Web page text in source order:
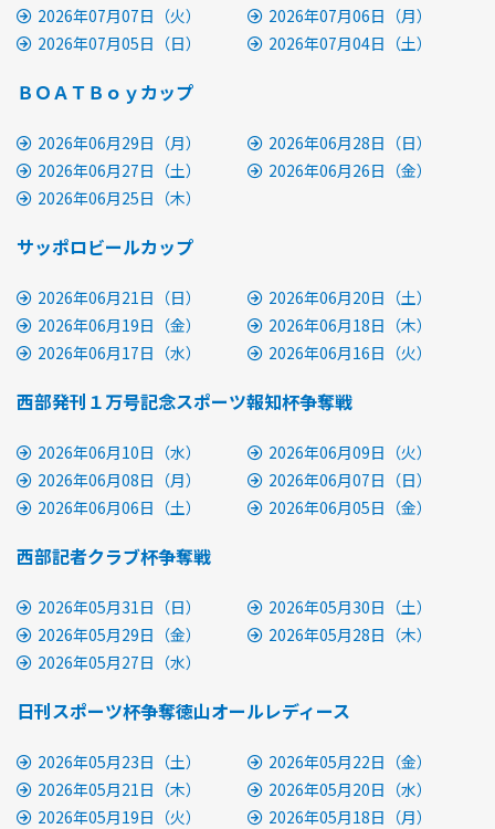
2026年07月07日（火）
2026年07月06日（月）
2026年07月05日（日）
2026年07月04日（土）
ＢＯＡＴＢｏｙカップ
2026年06月29日（月）
2026年06月28日（日）
2026年06月27日（土）
2026年06月26日（金）
2026年06月25日（木）
サッポロビールカップ
2026年06月21日（日）
2026年06月20日（土）
2026年06月19日（金）
2026年06月18日（木）
2026年06月17日（水）
2026年06月16日（火）
西部発刊１万号記念スポーツ報知杯争奪戦
2026年06月10日（水）
2026年06月09日（火）
2026年06月08日（月）
2026年06月07日（日）
2026年06月06日（土）
2026年06月05日（金）
西部記者クラブ杯争奪戦
2026年05月31日（日）
2026年05月30日（土）
2026年05月29日（金）
2026年05月28日（木）
2026年05月27日（水）
日刊スポーツ杯争奪徳山オールレディース
2026年05月23日（土）
2026年05月22日（金）
2026年05月21日（木）
2026年05月20日（水）
2026年05月19日（火）
2026年05月18日（月）